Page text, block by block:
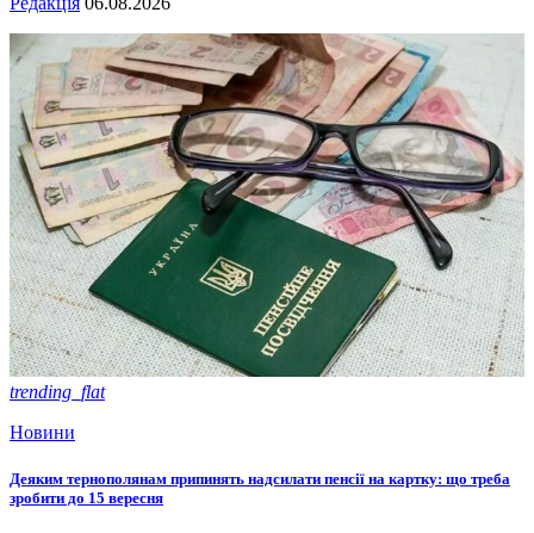
trending_flat
Новини
Деяким тернополянам припинять надсилати пенсії на картку: що треба
зробити до 15 вересня